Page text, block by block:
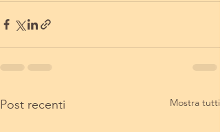
Post recenti Mostra tutti